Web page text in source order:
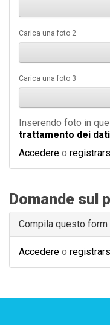
Carica una foto 2
Carica una foto 3
Inserendo foto in
trattamento dei
Accedere o
Domande sul
Compila questo form
Accedere o